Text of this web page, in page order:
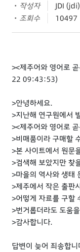
작성자
JDI (jdi)
조회수
10497
><제주어와 영어로
22 09:43:53)
>안녕하세요.
>지난해 연구원에서
><제주어와 영어로
>비매품이라 구매할
>본 사이트에서 원문
>검색해 보았지만 찾
>마을의 역사와 생태
>제주에서 작은 출판
>어떻게 자료를 구할
>번거롭더라도 도움
>감사합니다.
답변이 늦어 죄송합니